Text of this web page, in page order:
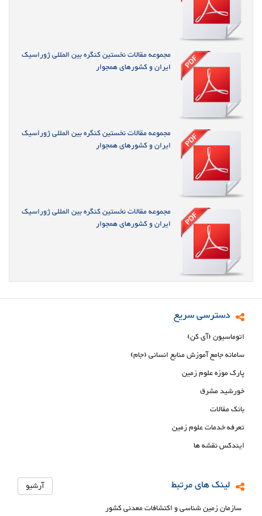
مجموعه مقالات نخستین کنگره بین المللی ژوراسیک
ایران و کشورهای همجوار
مجموعه مقالات نخستین کنگره بین المللی ژوراسیک
ایران و کشورهای همجوار
مجموعه مقالات نخستین کنگره بین المللی ژوراسیک
ایران و کشورهای همجوار
دسترسی سریع
اتوماسیون (آی کن)
سامانه جامع آموزش منابع انسانی (جام)
پارک موزه علوم زمین
خورشید مشرق
بانک مقالات
تعرفه خدمات علوم زمین
ایندکس نقشه ها
لینک های مرتبط آرشیو
سازمان زمین شناسی و اکتشافات معدنی کشور